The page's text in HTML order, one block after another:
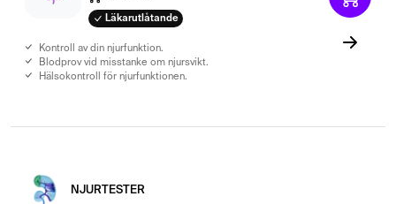
Läkarutlåtande
Kontroll av din njurfunktion.
Blodprov vid misstanke om njursvikt.
Hälsokontroll för njurfunktionen.
NJURTESTER